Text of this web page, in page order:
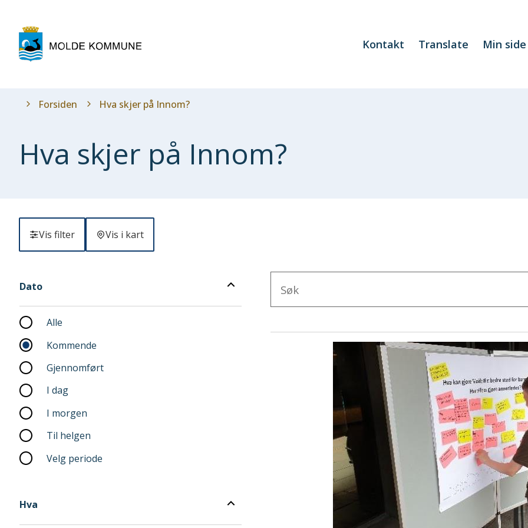
kommune
Kontakt Translate Min side
Du
Forsiden Hva skjer på Innom?
Hva skjer på Innom?
Vis filter Vis i kart
Filter
Dato
Alle
Kommende
Gjennomført
I dag
I morgen
Til helgen
Velg periode
Hva
Søketekst
Resultat